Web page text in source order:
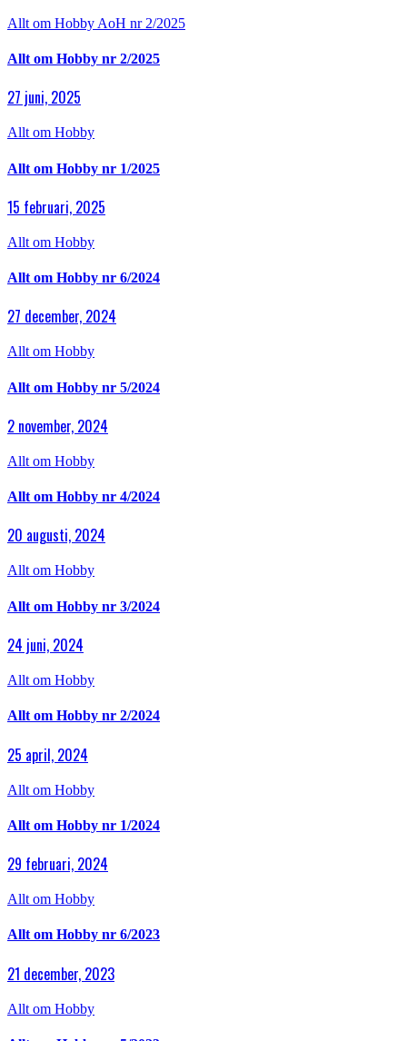
Allt om Hobby AoH nr 2/2025
Allt om Hobby nr 2/2025
27 juni, 2025
Allt om Hobby
Allt om Hobby nr 1/2025
15 februari, 2025
Allt om Hobby
Allt om Hobby nr 6/2024
27 december, 2024
Allt om Hobby
Allt om Hobby nr 5/2024
2 november, 2024
Allt om Hobby
Allt om Hobby nr 4/2024
20 augusti, 2024
Allt om Hobby
Allt om Hobby nr 3/2024
24 juni, 2024
Allt om Hobby
Allt om Hobby nr 2/2024
25 april, 2024
Allt om Hobby
Allt om Hobby nr 1/2024
29 februari, 2024
Allt om Hobby
Allt om Hobby nr 6/2023
21 december, 2023
Allt om Hobby